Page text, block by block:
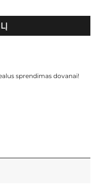
sprendimas dovanai!